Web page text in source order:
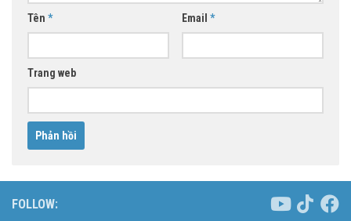
Tên * Email *
Trang web
FOLLOW: